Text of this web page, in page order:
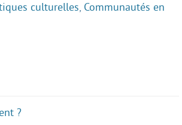
culturelles, Communautés en
?